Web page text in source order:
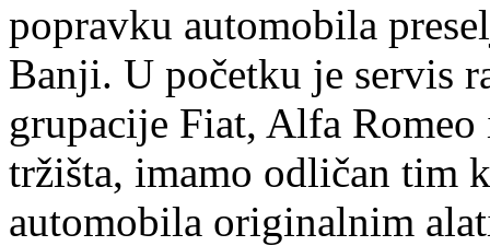
popravku automobila
Banji. U početku je servis
grupacije Fiat, Alfa
tržišta, imamo odličan tim
automobila originalnim